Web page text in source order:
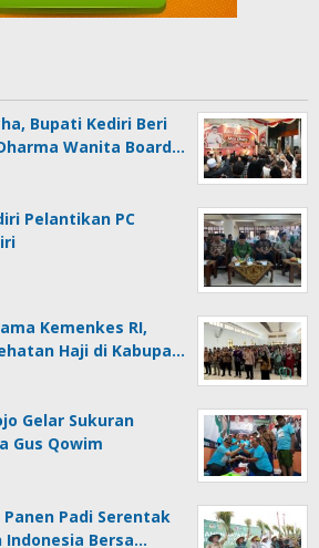
Bupati Kediri Beri
Wanita Board…
Pelantikan PC
Kemenkes RI,
Haji di Kabupa…
Gelar Sukuran
Gus Qowim
Padi Serentak
Indonesia Bersa…